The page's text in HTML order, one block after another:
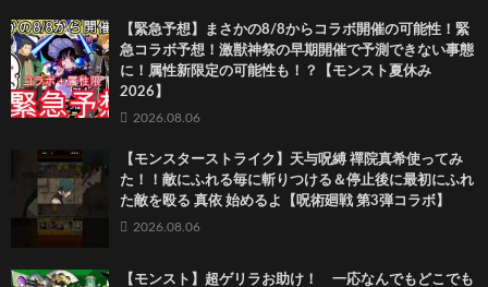
【緊急予想】まさかの8/8からコラボ開催の可能性！緊
急コラボ予想！激獣神祭の早期開催で予測できない事態
に！属性新限定の可能性も！？【モンスト夏休み
2026】
2026.08.06
【モンスターストライク】天与呪縛 禪院真希使ってみ
た！！敵にふれる毎に斬りつける＆停止後に最初にふれ
た敵を殴る 真依 始めるよ【呪術廻戦 第3弾コラボ】
2026.08.06
【モンスト】超ゲリラお助け！ 一応なんでもどこでも